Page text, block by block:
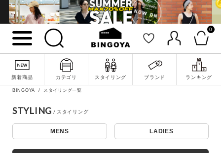
0
新着商品 カテゴリ スタイリング ブランド ランキング
詳細検索
BINGOYA スタイリング一覧
STYLING
MENS LADIES